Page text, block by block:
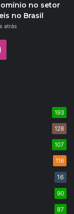
no setor
no Brasil
atrás
Instagram
193
128
107
116
16
90
87